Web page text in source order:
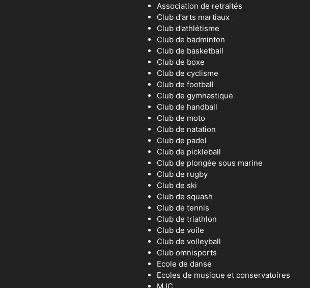
Association de retraités
Club d'arts martiaux
Club d'athlétisme
Club de badminton
Club de basketball
Club de boxe
Club de cyclisme
Club de football
Club de gymnastique
Club de handball
Club de moto
Club de natation
Club de padel
Club de pickleball
Club de plongée sous marine
Club de rugby
Club de ski
Club de squash
Club de tennis
Club de triathlon
Club de voile
Club de volleyball
Club omnisports
Ecole de danse
Ecoles de musique et conservatoires